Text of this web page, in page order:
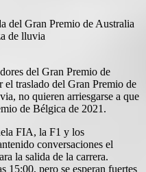
del Gran Premio de
el traslado del Gran Premio de
no quieren arriesgarse a que
de Bélgica de 2021.
FIA, la F1 y los
conversaciones el
la salida de la carrera.
15:00, pero se esperan fuertes